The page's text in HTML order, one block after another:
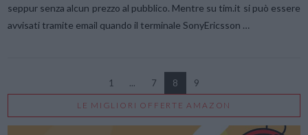
seppur senza alcun prezzo al pubblico. Mentre su tim.it si può essere
avvisati tramite email quando il terminale SonyEricsson …
1 ... 7 8 9
LE MIGLIORI OFFERTE AMAZON